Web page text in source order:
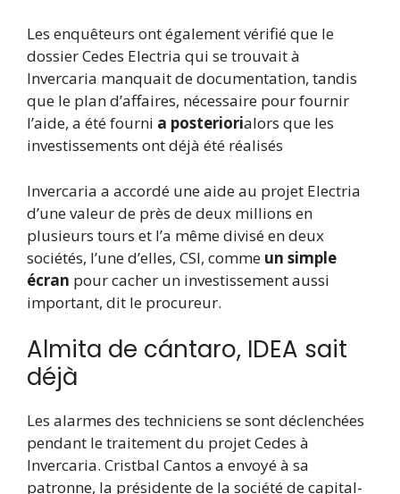
Les enquêteurs ont également vérifié que le
dossier Cedes Electria qui se trouvait à
Invercaria manquait de documentation, tandis
que le plan d’affaires, nécessaire pour fournir
l’aide, a été fourni a posteriorialors que les
investissements ont déjà été réalisés
Invercaria a accordé une aide au projet Electria
d’une valeur de près de deux millions en
plusieurs tours et l’a même divisé en deux
sociétés, l’une d’elles, CSI, comme un simple
écran pour cacher un investissement aussi
important, dit le procureur.
Almita de cántaro, IDEA sait
déjà
Les alarmes des techniciens se sont déclenchées
pendant le traitement du projet Cedes à
Invercaria. Cristbal Cantos a envoyé à sa
patronne, la présidente de la société de capital-